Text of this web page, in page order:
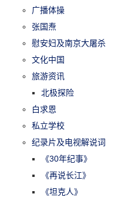
广播体操
张国焘
慰安妇及南京大屠杀
文化中国
旅游资讯
北极探险
白求恩
私立学校
纪录片及电视解说词
《30年纪事》
《再说长江》
《坦克人》